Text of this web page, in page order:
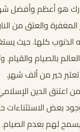
هو أعظم وأفضل
والعتق من
الذنوب كلها. حيث
بالصيام
تعتبر خير من ألف شهر.
اعتنق الدين
بعض الاستثناءات
لهم بعدم